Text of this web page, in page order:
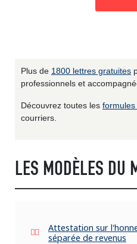
Plus de 1800 lettres gratuites
professionnels et
Découvrez toutes les
courriers.
LES MODÈLES DU
Attestation sur
séparée de revenus